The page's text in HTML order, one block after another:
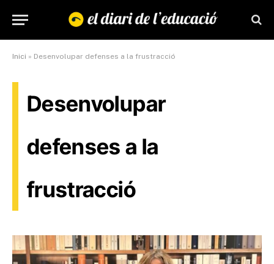
Inici » Desenvolupar defenses a la frustracció
Desenvolupar
defenses a la
frustracció